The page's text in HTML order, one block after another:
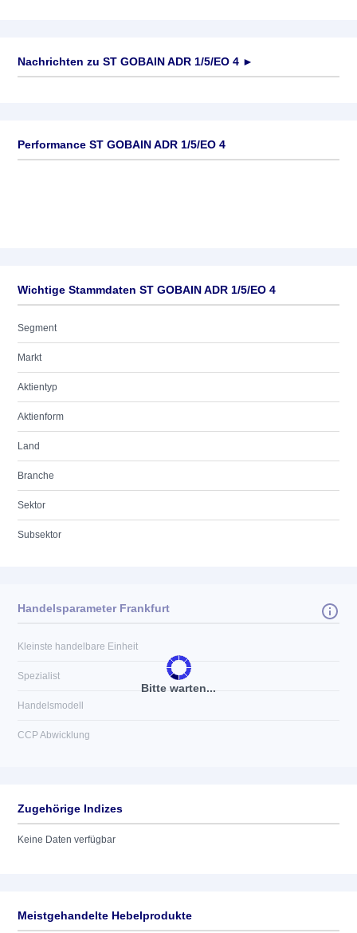
Nachrichten zu ST GOBAIN ADR 1/5/EO 4 ►
Performance ST GOBAIN ADR 1/5/EO 4
Wichtige Stammdaten ST GOBAIN ADR 1/5/EO 4
Segment
Markt
Aktientyp
Aktienform
Land
Branche
Sektor
Subsektor
Bitte warten...
Handelsparameter Frankfurt
Kleinste handelbare Einheit
Spezialist
Handelsmodell
CCP Abwicklung
Zugehörige Indizes
Keine Daten verfügbar
Meistgehandelte Hebelprodukte